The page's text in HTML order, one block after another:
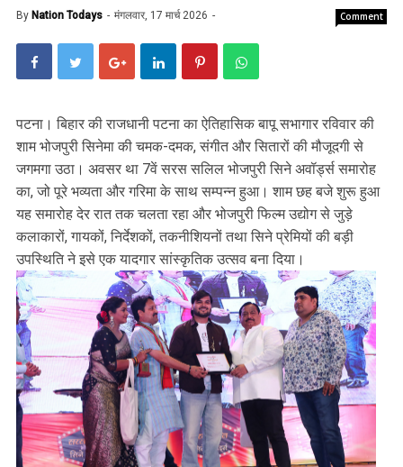
By Nation Todays मंगलवार, 17 मार्च 2026 Comment
पटना। बिहार की राजधानी पटना का ऐतिहासिक बापू सभागार रविवार की
शाम भोजपुरी सिनेमा की चमक-दमक, संगीत और सितारों की मौजूदगी से
जगमगा उठा। अवसर था 7वें सरस सलिल भोजपुरी सिने अवॉर्ड्स समारोह
का, जो पूरे भव्यता और गरिमा के साथ सम्पन्न हुआ। शाम छह बजे शुरू हुआ
यह समारोह देर रात तक चलता रहा और भोजपुरी फिल्म उद्योग से जुड़े
कलाकारों, गायकों, निर्देशकों, तकनीशियनों तथा सिने प्रेमियों की बड़ी
उपस्थिति ने इसे एक यादगार सांस्कृतिक उत्सव बना दिया।